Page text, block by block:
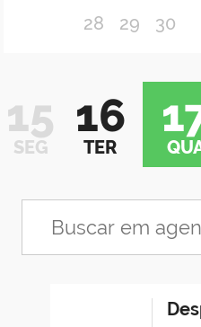
28
29 30
15
SEG
16
TER